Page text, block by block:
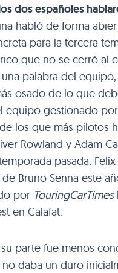
dos españoles
habló de forma
para la tercera
que no se cerró al
palabra del
osado de lo que
equipo gestionado
los que más pilotos
Rowland y Adam
pasada,
Bruno Senna este
por TouringCarTimes
en Calafat.
parte fue menos
daba un duro